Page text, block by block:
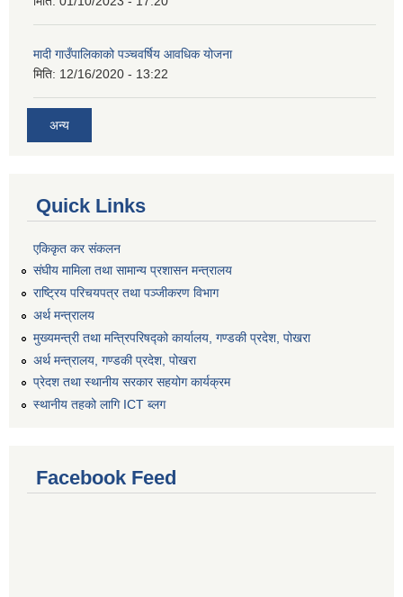
मादी गाउँपालिकाको पञ्चवर्षिय आवधिक योजना
मिति: 12/16/2020 - 13:22
अन्य
Quick Links
एकिकृत कर संकलन
संघीय मामिला तथा सामान्य प्रशासन मन्त्रालय
राष्ट्रिय परिचयपत्र तथा पञ्जीकरण विभाग
अर्थ मन्त्रालय
मुख्यमन्त्री तथा मन्त्रिपरिषद्को कार्यालय, गण्डकी प्रदेश, पोखरा
अर्थ मन्त्रालय, गण्डकी प्रदेश, पोखरा
प्रेदश तथा स्थानीय सरकार सहयोग कार्यक्रम
स्थानीय तहको लागि ICT ब्लग
Facebook Feed